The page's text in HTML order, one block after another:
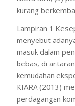
kurang
Lampiran 1
menyebut
masuk dalam
bebas, di
kemudahan
KIARA (2013)
perdagangan